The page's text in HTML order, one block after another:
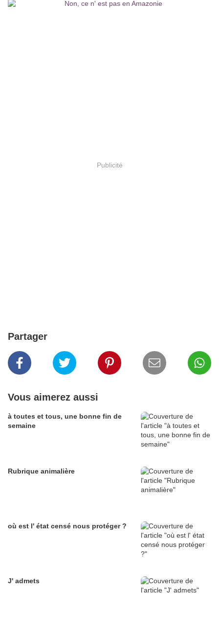
Publicité
Partager
Vous aimerez aussi
à toutes et tous, une bonne fin de
semaine
Rubrique animalière
où est l' état censé nous protéger ?
J' admets